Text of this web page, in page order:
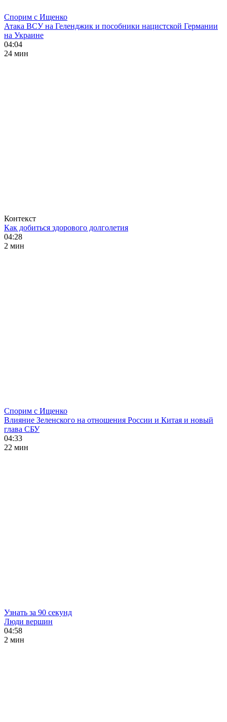
Спорим с Ищенко
Атака ВСУ на Геленджик и пособники нацистской Германии
на Украине
04:04
24 мин
Контекст
Как добиться здорового долголетия
04:28
2 мин
Спорим с Ищенко
Влияние Зеленского на отношения России и Китая и новый
глава СБУ
04:33
22 мин
Узнать за 90 секунд
Люди вершин
04:58
2 мин